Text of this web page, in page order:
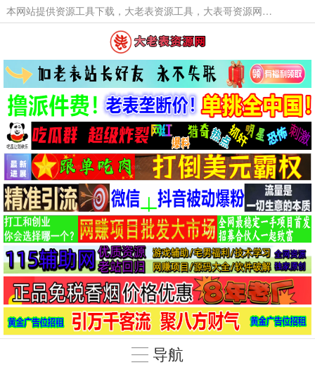
本网站提供资源工具下载，大老表资源工具，大表哥资源网软件工具，大老表资源下载，活动线报福利资源分享,活动线报，大型网游经典游戏，网络热门技术游戏辅助交流与分享。
导航